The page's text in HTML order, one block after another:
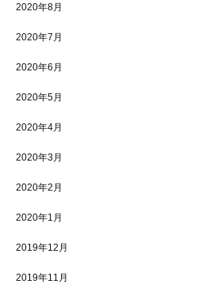
2020年8月
2020年7月
2020年6月
2020年5月
2020年4月
2020年3月
2020年2月
2020年1月
2019年12月
2019年11月